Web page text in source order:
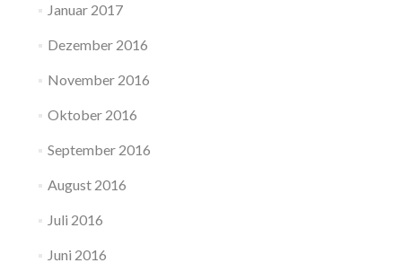
Januar 2017
Dezember 2016
November 2016
Oktober 2016
September 2016
August 2016
Juli 2016
Juni 2016